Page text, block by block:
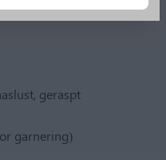
geraspt
garnering)